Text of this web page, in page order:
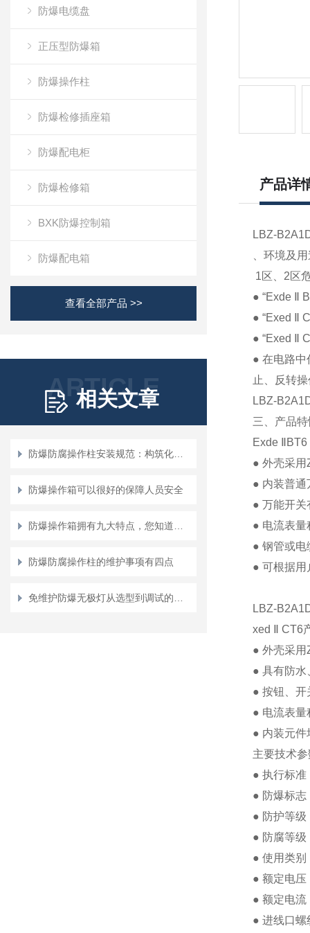
防爆电缆盘
正压型防爆箱
防爆操作柱
防爆检修插座箱
防爆配电柜
防爆检修箱
BXK防爆控制箱
防爆配电箱
查看全部产品 >>
ARTICLE
相关文章
防爆操作箱可以很好的保障人员安全
防爆防腐操作柱的维护事项有四点
产品详
LBZ-
、环境及
1区、 2区
● “Exde
● “Exed
● “Exed
● 在电路中
止、反转
LBZ-
三、产品特
Exde
BT6
● 外壳采用
● 内装普通
● 万能开关
● 电流表量
● 钢管或电
● 可根据用
LBZ-
xed
CT6
● 外壳采用
● 具有防水
● 按钮、开
● 电流表量
● 内装元件
主要技术参
● 执行标准
● 防爆标志
● 防护等级
● 防腐等级
● 使用类别
● 额定电压
● 额定电流
● 进线口螺